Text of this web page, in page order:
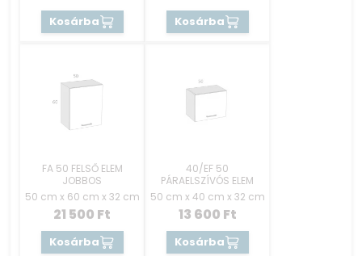
Kosárba Kosárba
FA 50 FELSŐ ELEM
JOBBOS
50 cm x 60 cm x 32 cm
21 500 Ft
Kosárba
40/EF 50
PÁRAELSZÍVÓS ELEM
50 cm x 40 cm x 32 cm
13 600 Ft
Kosárba